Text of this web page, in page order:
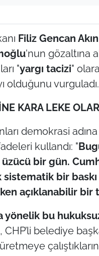
Filiz Gencan Akın
'nun gözaltına
"yargı tacizi"
olduğunu vurguladı.
KARA LEKE
demokrasi
kullandı: "
bir gün.
sistematik bir
açıklanabilir bir
yönelik bu
, CHP’li belediye